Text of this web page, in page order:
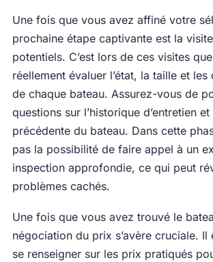
Une fois que vous avez affiné votre
prochaine étape captivante est la
potentiels. C’est lors de ces visites
réellement évaluer l’état, la taille et
de chaque bateau. Assurez-vous de
questions sur l’historique d’entretien et
précédente du bateau. Dans cette
pas la possibilité de faire appel à un
inspection approfondie, ce qui peut
problèmes cachés.
Une fois que vous avez trouvé le
négociation du prix s’avère cruciale. Il
se renseigner sur les prix pratiqués